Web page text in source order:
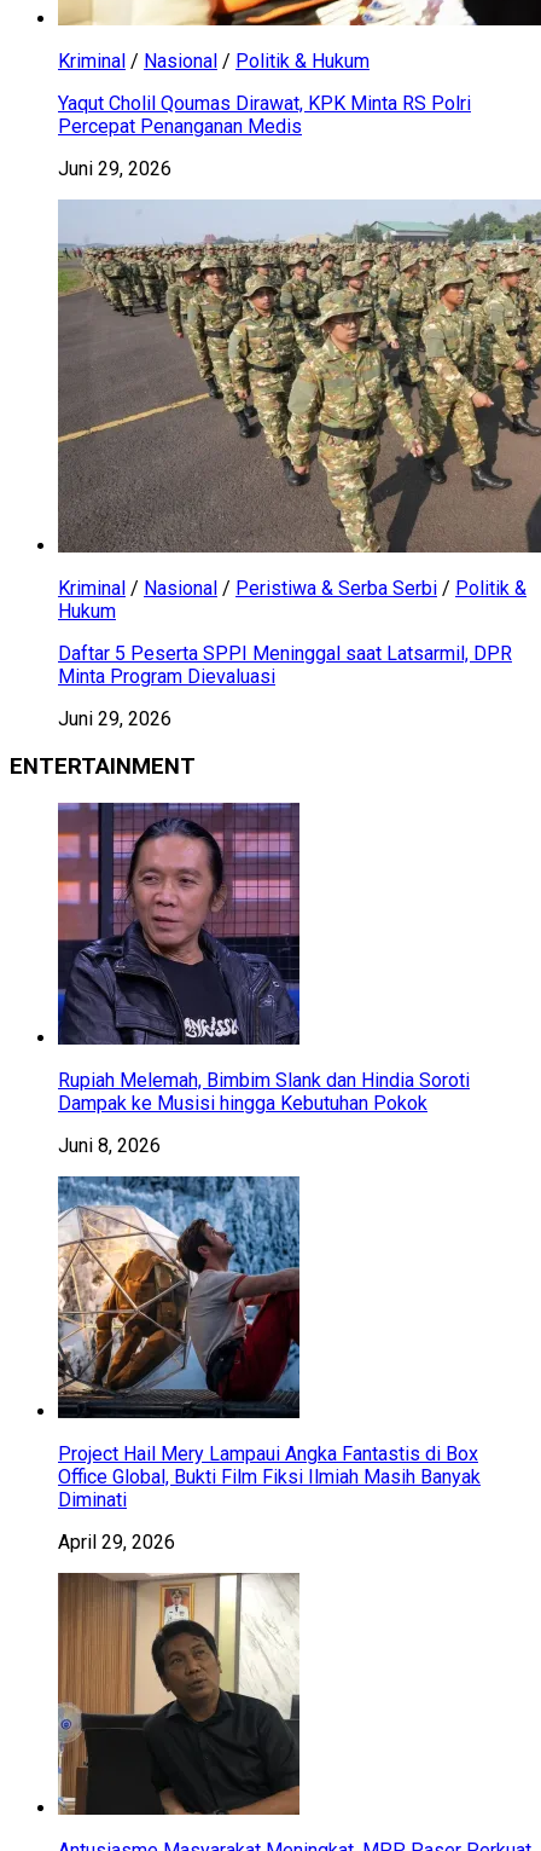
Kriminal / Nasional / Politik & Hukum
Yaqut Cholil Qoumas Dirawat, KPK Minta RS Polri
Percepat Penanganan Medis
Juni 29, 2026
Kriminal / Nasional / Peristiwa & Serba Serbi / Politik &
Hukum
Daftar 5 Peserta SPPI Meninggal saat Latsarmil, DPR
Minta Program Dievaluasi
Juni 29, 2026
ENTERTAINMENT
Rupiah Melemah, Bimbim Slank dan Hindia Soroti
Dampak ke Musisi hingga Kebutuhan Pokok
Juni 8, 2026
Project Hail Mery Lampaui Angka Fantastis di Box
Office Global, Bukti Film Fiksi Ilmiah Masih Banyak
Diminati
April 29, 2026